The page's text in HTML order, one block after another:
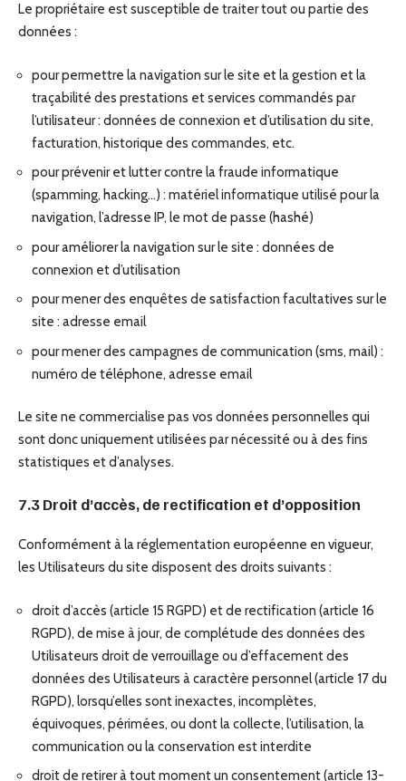
Le propriétaire est susceptible de traiter tout ou partie des
données :
pour permettre la navigation sur le site et la gestion et la
traçabilité des prestations et services commandés par
l’utilisateur : données de connexion et d’utilisation du site,
facturation, historique des commandes, etc.
pour prévenir et lutter contre la fraude informatique
(spamming, hacking…) : matériel informatique utilisé pour la
navigation, l’adresse IP, le mot de passe (hashé)
pour améliorer la navigation sur le site : données de
connexion et d’utilisation
pour mener des enquêtes de satisfaction facultatives sur le
site : adresse email
pour mener des campagnes de communication (sms, mail) :
numéro de téléphone, adresse email
Le site ne commercialise pas vos données personnelles qui
sont donc uniquement utilisées par nécessité ou à des fins
statistiques et d’analyses.
7.3 Droit d’accès, de rectification et d’opposition
Conformément à la réglementation européenne en vigueur,
les Utilisateurs du site disposent des droits suivants :
droit d’accès (article 15 RGPD) et de rectification (article 16
RGPD), de mise à jour, de complétude des données des
Utilisateurs droit de verrouillage ou d’effacement des
données des Utilisateurs à caractère personnel (article 17 du
RGPD), lorsqu’elles sont inexactes, incomplètes,
équivoques, périmées, ou dont la collecte, l’utilisation, la
communication ou la conservation est interdite
droit de retirer à tout moment un consentement (article 13-